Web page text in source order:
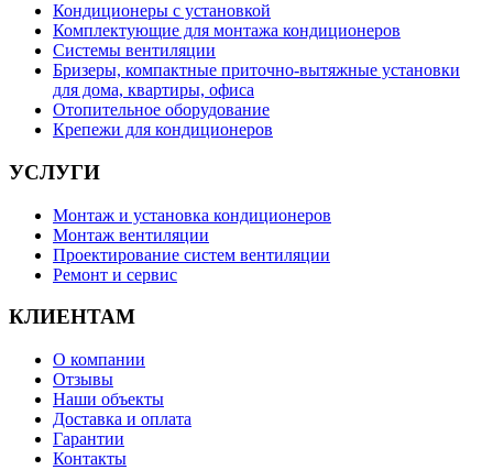
Кондиционеры с установкой
Комплектующие для монтажа кондиционеров
Системы вентиляции
Бризеры, компактные приточно-вытяжные установки
для дома, квартиры, офиса
Отопительное оборудование
Крепежи для кондиционеров
УСЛУГИ
Монтаж и установка кондиционеров
Монтаж вентиляции
Проектирование систем вентиляции
Ремонт и сервис
КЛИЕНТАМ
О компании
Отзывы
Наши объекты
Доставка и оплата
Гарантии
Контакты